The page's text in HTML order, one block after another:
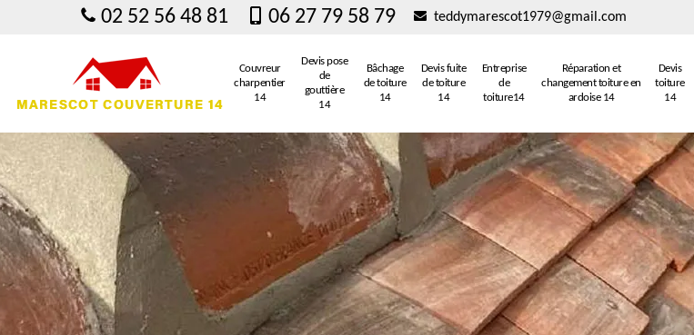
02 52 56 48 81 06 27 79 58 79 teddymarescot1979@gmail.com
Couvreur
charpentier
14
Devis pose
de
gouttière
14
Bâchage
de toiture
14
Devis fuite
de toiture
14
Entreprise
de
toiture14
Réparation et
changement toiture en
ardoise 14
Devis
toiture
14